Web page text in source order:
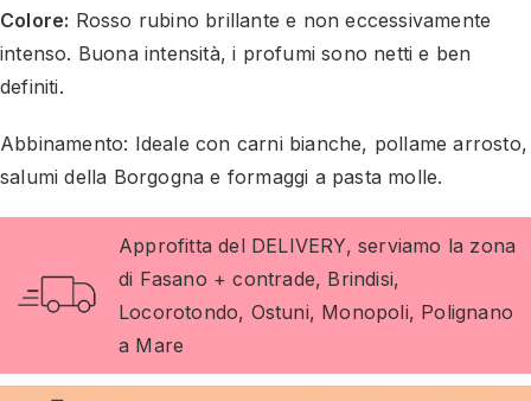
Colore: Rosso rubino brillante e non eccessivamente
intenso. Buona intensità, i profumi sono netti e ben
definiti.
Abbinamento: Ideale con carni bianche, pollame arrosto,
salumi della Borgogna e formaggi a pasta molle.
Approfitta del DELIVERY, serviamo la zona
di Fasano + contrade, Brindisi,
Locorotondo, Ostuni, Monopoli, Polignano
a Mare